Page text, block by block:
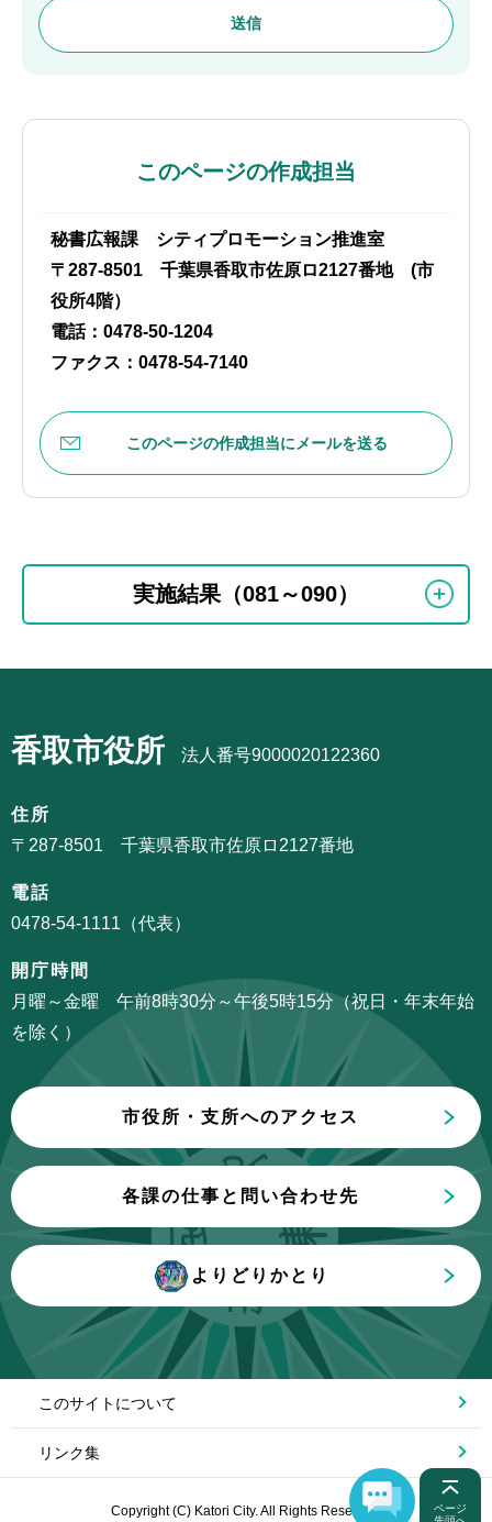
このページの作成担当
秘書広報課 シティプロモーション推進室
〒287-8501 千葉県香取市佐原ロ2127番地 (市
役所4階）
電話：0478-50-1204
ファクス：0478-54-7140
このページの作成担当にメールを送る
こ
ビ
ー
シ
ン
こ
こ
か
実施結果（081～090）
ナ
ゲ
ー
ョ
ン
こ
こ
ま
香取市役所 法人番号9000020122360
住所
〒287-8501 千葉県香取市佐原ロ2127番地
電話
0478-54-1111（代表）
開庁時間
月曜～金曜 午前8時30分～午後5時15分（祝日・年末年始
を除く）
市役所・支所へのアクセス
各課の仕事と問い合わせ先
よりどりかとり
このサイトについて
リンク集
Copyright (C) Katori City. All Rights Reserved.
ページ